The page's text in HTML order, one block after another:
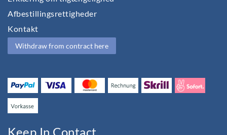
Afbestillingsrettigheder
Kontakt
Withdraw from contract here
Keep In Contact